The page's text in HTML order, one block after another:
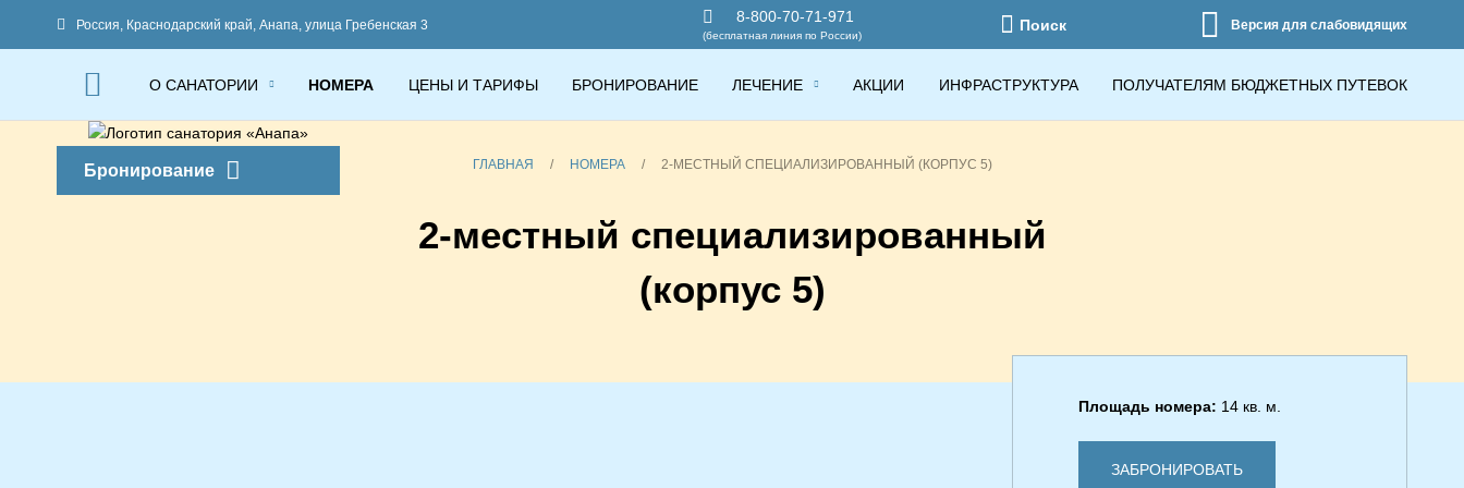
Россия, Краснодарский край, Анапа, улица Гребенская 3
8-800-70-71-971
(бесплатная линия по России)
Поиск Версия для слабовидящих
Бронирование
О САНАТОРИИ НОМЕРА ЦЕНЫ И ТАРИФЫ БРОНИРОВАНИЕ ЛЕЧЕНИЕ АКЦИИ ИНФРАСТРУКТУРА ПОЛУЧАТЕЛЯМ БЮДЖЕТНЫХ ПУТЕВОК
ГЛАВНАЯ / НОМЕРА / 2-МЕСТНЫЙ СПЕЦИАЛИЗИРОВАННЫЙ (КОРПУС 5)
2-местный специализированный
(корпус 5)
Площадь номера: 14 кв. м.
ЗАБРОНИРОВАТЬ